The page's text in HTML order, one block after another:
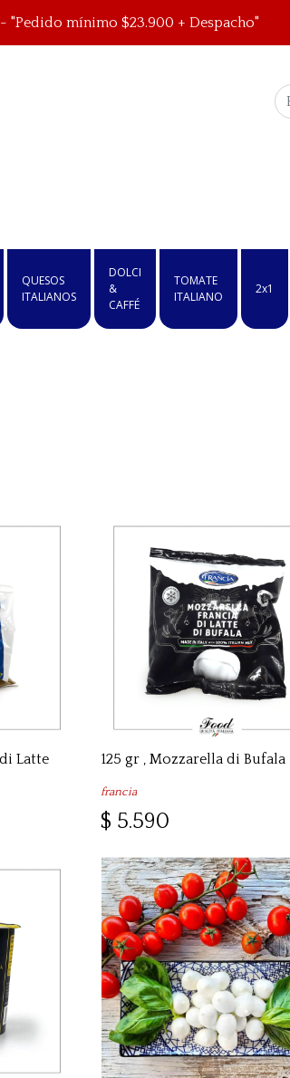
"Pedido mínimo $23.900 + Despacho"
QUESOS
ITALIANOS
DOLCI
&
CAFFÉ
TOMATE
ITALIANO
2x1
Latte 125 gr , Mozzarella di Bufala
francia
$ 5.590